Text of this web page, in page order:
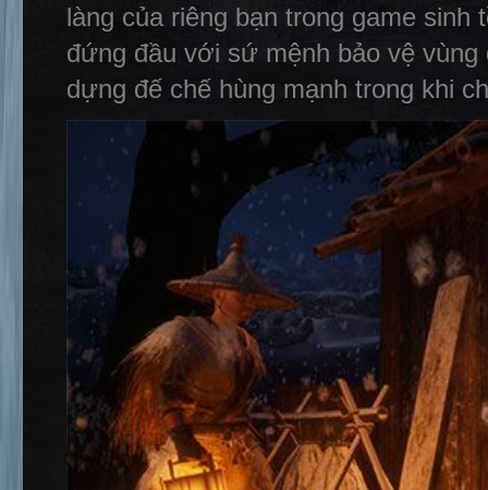
làng của riêng bạn trong game
đứng đầu với sứ mệnh bảo vệ
dựng đế chế hùng mạnh trong khi